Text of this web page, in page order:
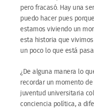
pero fracasó. Hay una
puedo hacer pues
estamos viviendo un
esta historia que
un poco lo que está
¿De alguna manera lo
recordar un momento
juventud universitaria
conciencia política, a